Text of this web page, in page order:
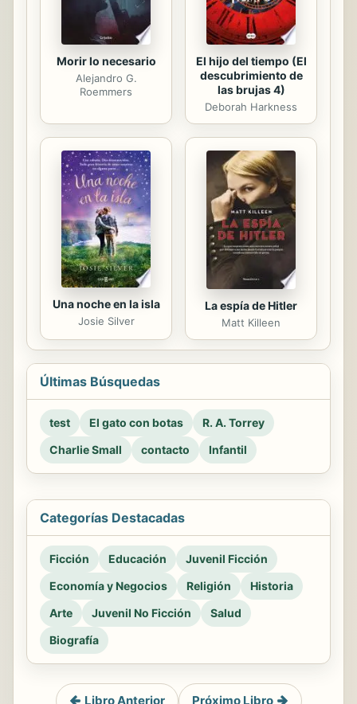
Morir lo necesario
Alejandro G.
Roemmers
El hijo del tiempo (El
descubrimiento de
las brujas 4)
Deborah Harkness
Una noche en la isla
Josie Silver
La espía de Hitler
Matt Killeen
Últimas Búsquedas
test El gato con botas
R. A. Torrey
Charlie Small
contacto Infantil
Categorías Destacadas
Ficción Educación
Juvenil Ficción
Economía y Negocios
Religión
Historia
Arte
Juvenil No Ficción
Salud
Biografía
Libro Anterior Próximo Libro